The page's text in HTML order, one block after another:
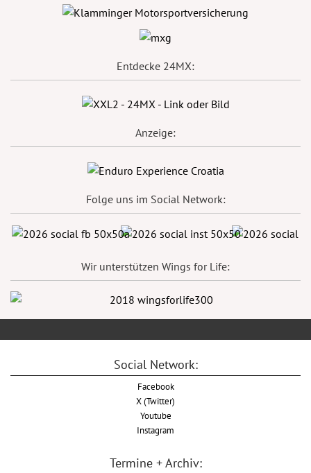
Entdecke 24MX:
Anzeige:
Folge uns im Social Network:
Wir unterstützen Wings for Life:
Social Network:
Facebook
X (Twitter)
Youtube
Instagram
Termine + Archiv: